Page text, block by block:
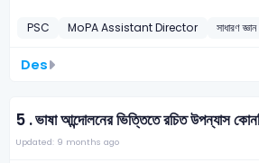
PSC MoPA Assistant Director সাধারণ জ্ঞান
Des
5 .ভাষা আন্দোলনের ভিত্তিতে রচিত উপন্যাস
Updated: 9 months ago